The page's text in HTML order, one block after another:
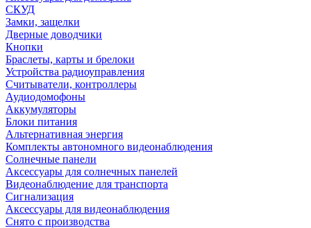
СКУД
Замки, защелки
Дверные доводчики
Кнопки
Браслеты, карты и брелоки
Устройства радиоуправления
Считыватели, контроллеры
Аудиодомофоны
Аккумуляторы
Блоки питания
Альтернативная энергия
Комплекты автономного видеонаблюдения
Солнечные панели
Аксессуары для солнечных панелей
Видеонаблюдение для транспорта
Сигнализация
Аксессуары для видеонаблюдения
Снято с производства